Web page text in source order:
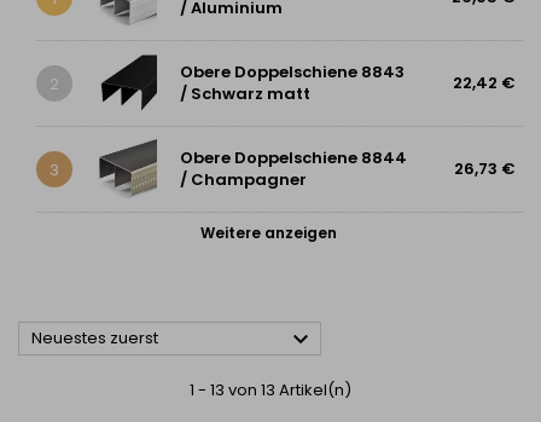
/ Aluminium
2
Obere Doppelschiene 8843
/ Schwarz matt
22,42 €
3
Obere Doppelschiene 8844
/ Champagner
26,73 €
Weitere anzeigen
Neuestes zuerst 
1 - 13 von 13 Artikel(n)